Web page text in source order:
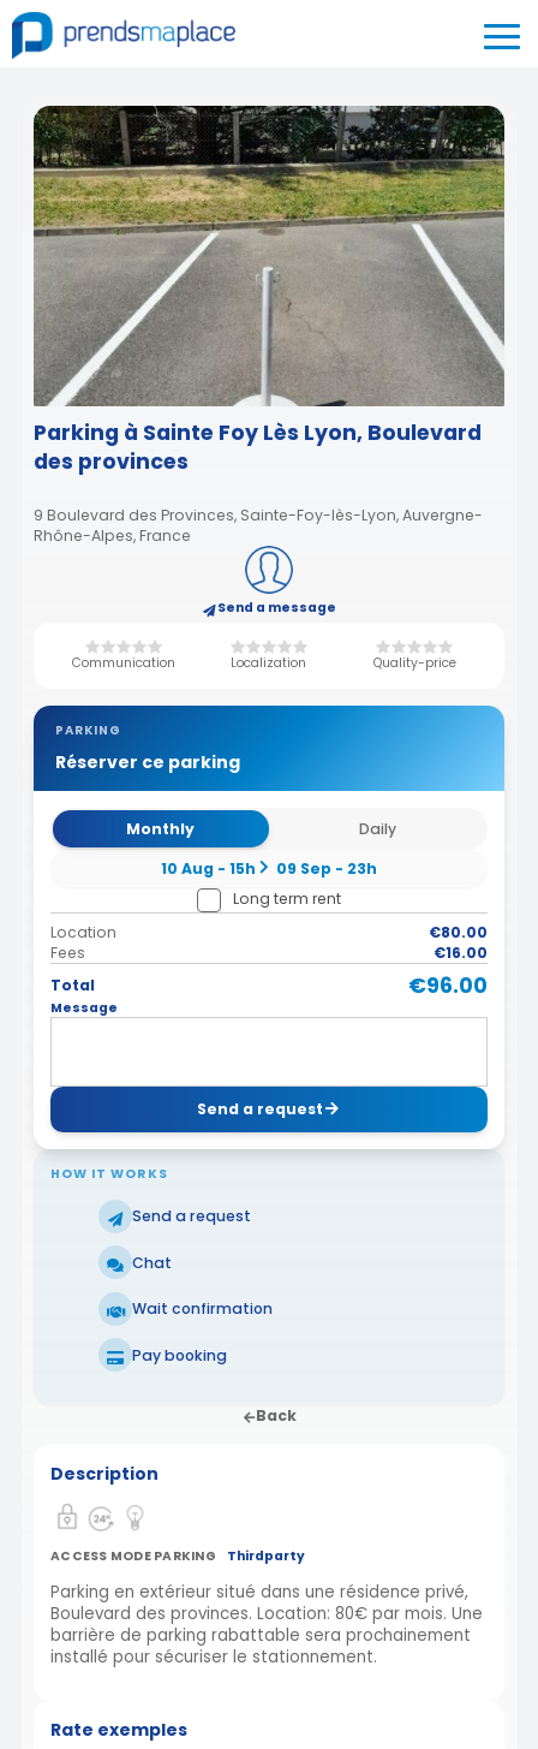
Parking à Sainte Foy Lès Lyon, Boulevard
des provinces
9 Boulevard des Provinces, Sainte-Foy-lès-Lyon, Auvergne-
Rhône-Alpes, France
Send a message
Communication Localization Quality-price
PARKING
Réserver ce parking
Monthly
Daily
10 Aug - 15h
09 Sep - 23h
Long term rent
Location
€80.00
Fees
€16.00
Total
€96.00
Message
Send a request
HOW IT WORKS
Send a request
Chat
Wait confirmation
Pay booking
Back
Description
ACCESS MODE PARKING Thirdparty
Parking en extérieur situé dans une résidence privé,
Boulevard des provinces. Location: 80€ par mois. Une
barrière de parking rabattable sera prochainement
installé pour sécuriser le stationnement.
Rate exemples